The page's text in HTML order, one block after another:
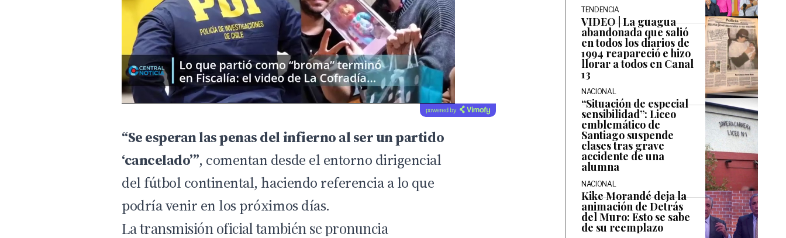
powered by
“Se esperan las penas del infierno al ser un partido
‘cancelado’”, comentan desde el entorno dirigencial
del fútbol continental, haciendo referencia a lo que
podría venir en los próximos días.
La transmisión oficial también se pronuncia
TENDENCIA
VIDEO | La guagua
abandonada que salió
en todos los diarios de
1994 reapareció e hizo
llorar a todos en Canal
13
NACIONAL
“Situación de especial
sensibilidad”: Liceo
emblemático de
Santiago suspende
clases tras grave
accidente de una
alumna
NACIONAL
Kike Morandé deja la
animación de Detrás
del Muro: Esto se sabe
de su reemplazo